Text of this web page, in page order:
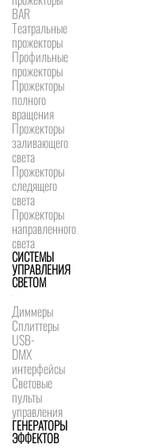
BAR
Театральные
прожекторы
Профильные
прожекторы
Прожекторы
полного
вращения
Прожекторы
заливающего
света
Прожекторы
следящего
света
Прожекторы
направленного
света
СИСТЕМЫ
УПРАВЛЕНИЯ
СВЕТОМ
Диммеры
Сплиттеры
USB-
DMX
интерфейсы
Световые
пульты
управления
ГЕНЕРАТОРЫ
ЭФФЕКТОВ